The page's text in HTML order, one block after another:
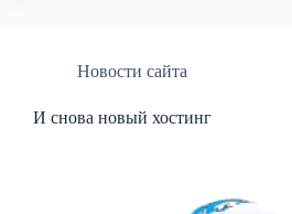
Новости сайта
И снова новый хостинг